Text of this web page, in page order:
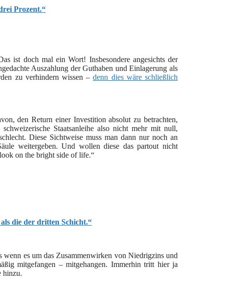
Prozent.“
ist doch mal ein Wort! Insbesondere angesichts der
Auszahlung der Guthaben und Einlagerung als
zu verhindern wissen –denn dies wäre schließlich
den Return einer Investition absolut zu betrachten,
Staatsanleihe also nicht mehr mit null,
Diese Sichtweise muss man dann nur noch an
weitergeben. Und wollen diese das partout nicht
on the bright side of life.“
die der dritten Schicht.“
wenn es um das Zusammenwirken von Niedrigzins und
mitgefangen – mitgehangen. Immerhin tritt hier ja
hinzu.